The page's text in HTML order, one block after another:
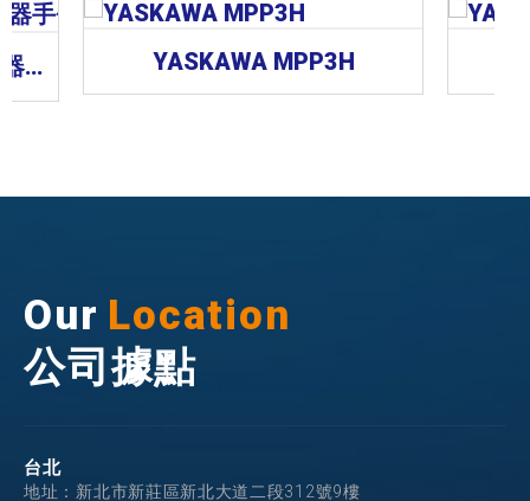
台達Delta DRS50L系列機器手臂 YASKAWA MPP3H
Our Location
公司據點
台北
地址：新北市新莊區新北大道二段312號9樓